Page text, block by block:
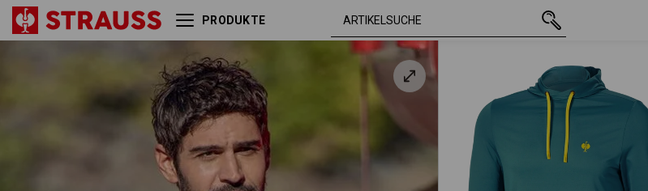
PRODUKTE
Funktions Hoody-
/ chromgelb
S